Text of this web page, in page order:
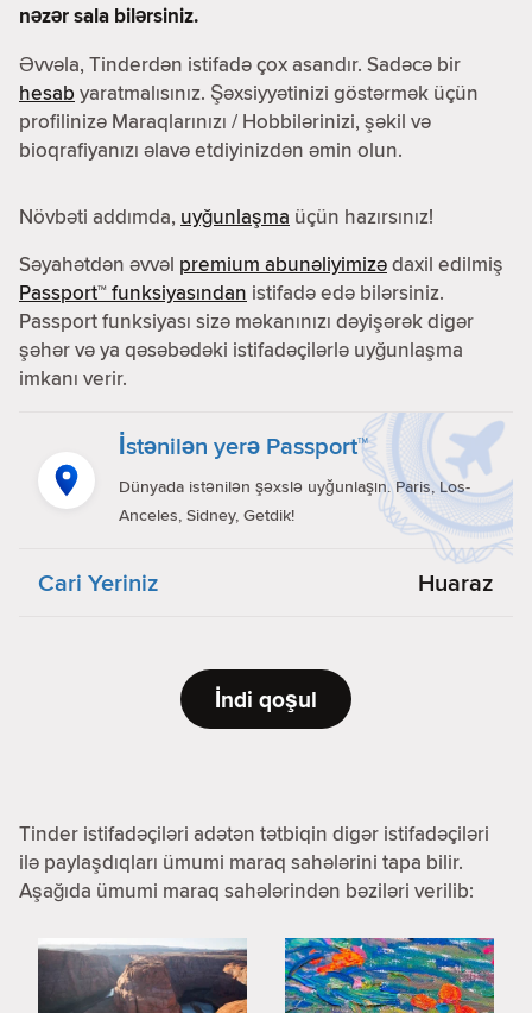
nəzər sala bilərsiniz.
Əvvəla, Tinderdən istifadə çox asandır. Sadəcə bir
hesab yaratmalısınız. Şəxsiyyətinizi göstərmək üçün
profilinizə Maraqlarınızı / Hobbilərinizi, şəkil və
bioqrafiyanızı əlavə etdiyinizdən əmin olun.
Növbəti addımda, uyğunlaşma üçün hazırsınız!
Səyahətdən əvvəl premium abunəliyimizədaxil edilmiş
Passport™ funksiyasından istifadə edə bilərsiniz.
Passport funksiyası sizə məkanınızı dəyişərək digər
şəhər və ya qəsəbədəki istifadəçilərlə uyğunlaşma
imkanı verir.
İstənilən yerə Passport™
Dünyada istənilən şəxslə uyğunlaşın. Paris, Los-
Anceles, Sidney, Getdik!
Cari Yeriniz Huaraz
İndi qoşul
Tinder istifadəçiləri adətən tətbiqin digər istifadəçiləri
ilə paylaşdıqları ümumi maraq sahələrini tapa bilir.
Aşağıda ümumi maraq sahələrindən bəziləri verilib: